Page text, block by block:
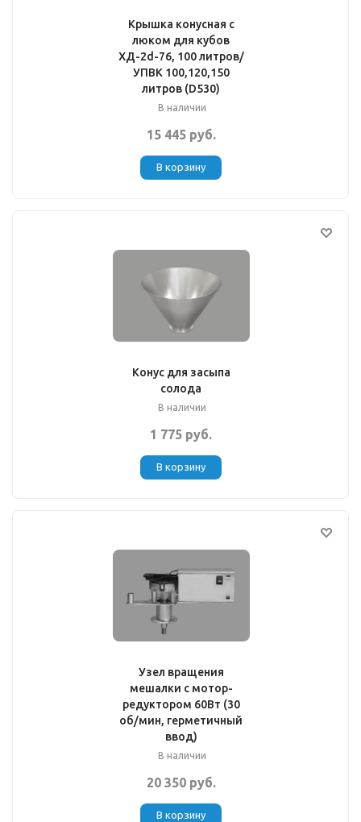
Крышка конусная с
люком для кубов
ХД-2d-76, 100 литров/
УПВК 100,120,150
литров (D530)
В наличии
15 445 руб.
В корзину
Конус для засыпа
солода
В наличии
1 775 руб.
В корзину
Узел вращения
мешалки с мотор-
редуктором 60Вт (30
об/мин, герметичный
ввод)
В наличии
20 350 руб.
В корзину